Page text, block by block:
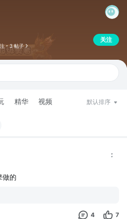
3 帖子
关注
精华 视频 默认排序
做的
4 7